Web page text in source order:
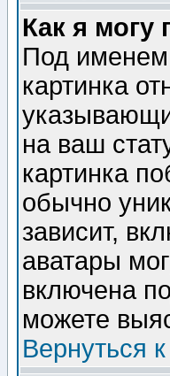
Как я могу
Под именем
картинка
на ваш
картинка
обычно
зависит,
аватары
включена
можете
Вернуться